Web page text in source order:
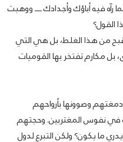
فيه أباؤك وأجدادك ــــ ووهبت
القول؟
من هذا الغلط، بل هي التي
بل مكارم تفتخر بها القوميات
وصوونها بأرواحهم
في نفوس المغتربين. وحجتهم
ما يكون؟ ولكن التبرع لدول